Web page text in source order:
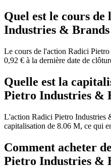
Quel est le cours
Industries & Brands
Le cours de l'action Radici
0,92 € à la dernière date de
Quelle est la
Pietro Industries &
L'action Radici Pietro Industries
capitalisation de 8.06 M, ce qui
Comment acheter
Pietro Industries &